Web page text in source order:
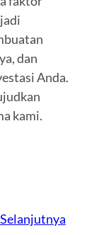
dan
Anda.
kami.
Selanjutnya